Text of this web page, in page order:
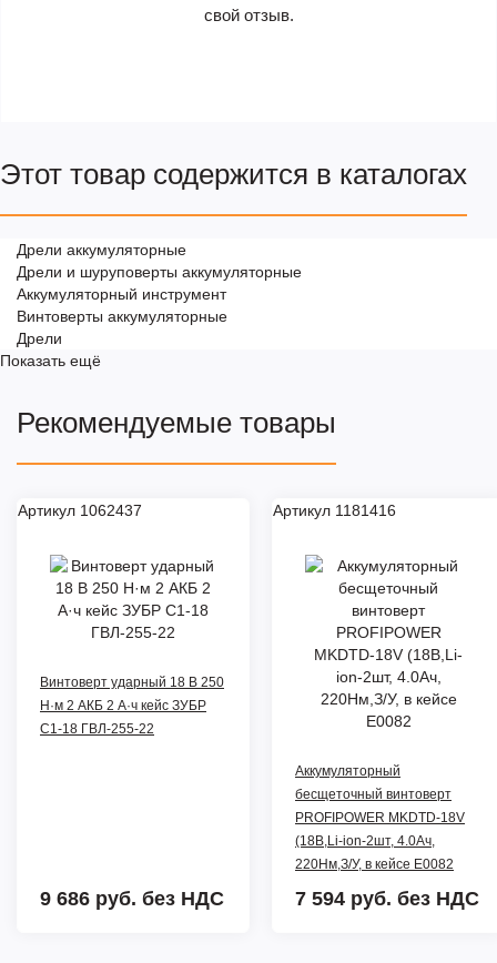
свой отзыв.
Этот товар содержится в каталогах
Дрели аккумуляторные
Дрели и шуруповерты аккумуляторные
Аккумуляторный инструмент
Винтоверты аккумуляторные
Дрели
Показать ещё
Рекомендуемые товары
Артикул 1062437
Винтоверт ударный 18 В 250
Н·м 2 АКБ 2 А·ч кейс ЗУБР
С1-18 ГВЛ-255-22
9 686 руб. без НДС
Артикул 1181416
Аккумуляторный
беcщеточный винтоверт
PROFIPOWER MKDTD-18V
(18В,Li-ion-2шт, 4.0Ач,
220Нм,З/У, в кейсе E0082
7 594 руб. без НДС